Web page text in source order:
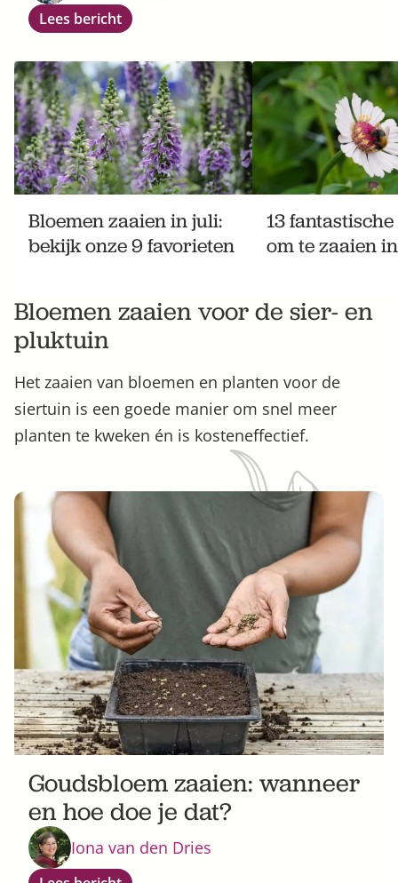
Lees bericht
Bloemen zaaien in juli:
bekijk onze 9 favorieten
13
om te zaaien
Bloemen zaaien voor de sier- en
pluktuin
Het zaaien van bloemen en planten voor de
siertuin is een goede manier om snel meer
planten te kweken én is kosteneffectief.
Goudsbloem zaaien: wanneer
en hoe doe je dat?
Iona van den Dries